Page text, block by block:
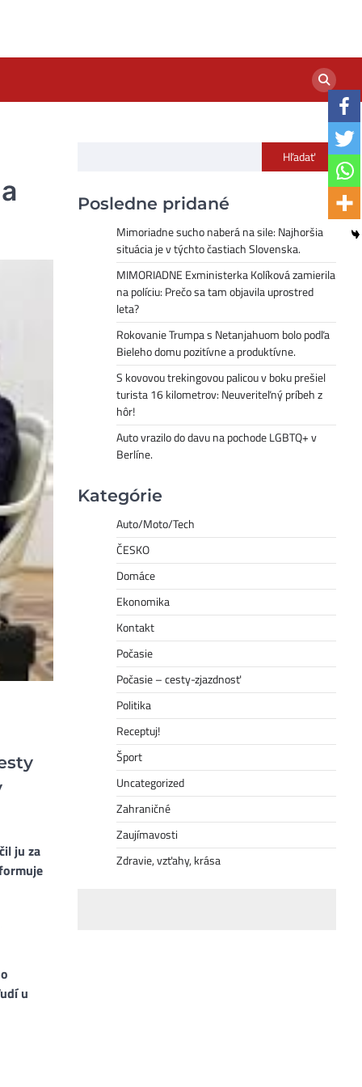
ju za
u
Hľadať
Posledne pridané
Mimoriadne sucho naberá na sile: Najhoršia
situácia je v týchto častiach Slovenska.
MIMORIADNE Exministerka Kolíková zamierila
na políciu: Prečo sa tam objavila uprostred
leta?
Rokovanie Trumpa s Netanjahuom bolo podľa
Bieleho domu pozitívne a produktívne.
S kovovou trekingovou palicou v boku prešiel
turista 16 kilometrov: Neuveriteľný príbeh z
hôr!
Auto vrazilo do davu na pochode LGBTQ+ v
Berlíne.
Kategórie
Auto/Moto/Tech
ČESKO
Domáce
Ekonomika
Kontakt
Počasie
Počasie – cesty-zjazdnosť
Politika
Receptuj!
Šport
Uncategorized
Zahraničné
Zaujímavosti
Zdravie, vzťahy, krása